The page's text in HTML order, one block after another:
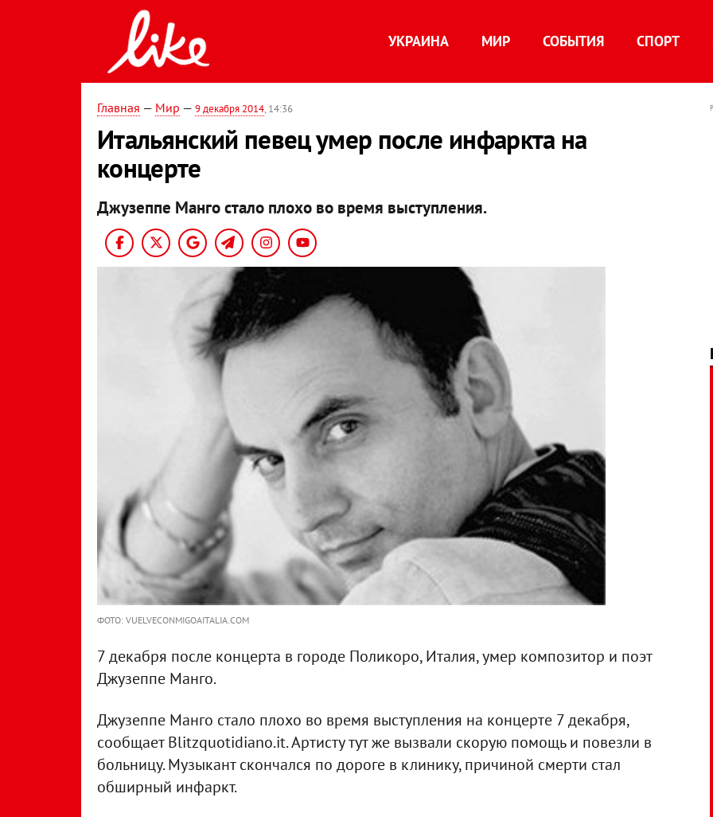
УКРАИНА МИР СОБЫТИЯ СПОРТ
Главная — Мир — 9 декабря 2014, 14:36
Итальянский певец умер после инфаркта на
концерте
Джузеппе Манго стало плохо во время выступления.
ФОТО: VUELVECONMIGOAITALIA.COM
7 декабря после концерта в городе Поликоро, Италия, умер композитор и поэт
Джузеппе Манго.
Джузеппе Манго стало плохо во время выступления на концерте 7 декабря,
сообщает Blitzquotidiano.it. Артисту тут же вызвали скорую помощь и повезли в
больницу. Музыкант скончался по дороге в клинику, причиной смерти стал
обширный инфаркт.